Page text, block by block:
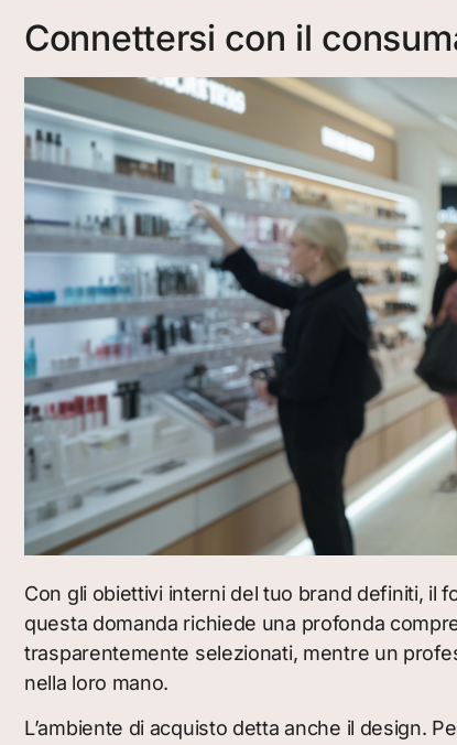
Connettersi con il
Con gli obiettivi interni del tuo brand definiti, il
questa domanda richiede una profonda
trasparentemente selezionati, mentre un
nella loro mano.
L’ambiente di acquisto detta anche il design.